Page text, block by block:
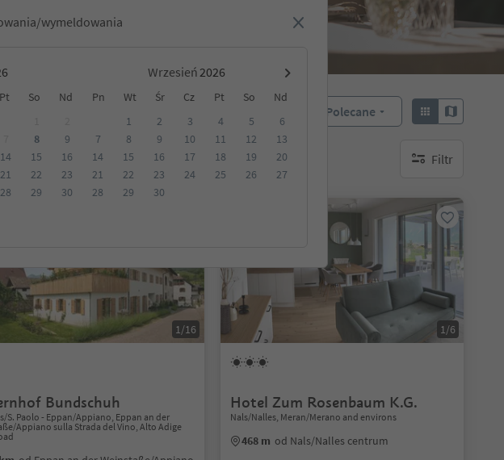
wymeldowania
Wrzesień
Pt So Nd Pn Wt Śr Cz Pt So
Nd
8
9
14 15
16
21 22
23
28 29
30
1 2 3 4 5
6
7
8 9 10 11 12
13
14
15 16 17 18 19
20
21
22 23 24 25 26
27
28
29 30
Polecane
Ekologiczne zakwaterowanie Filtr
brak aktywnych
1/16
Bundschuh
S. Paolo - Eppan/Appiano, Eppan an der
Appiano sulla Strada del Vino, Alto Adige
1/6
Hotel Zum Rosenbaum K.G.
Nals/Nalles, Meran/Merano and environs
468 m od Nals/Nalles centrum